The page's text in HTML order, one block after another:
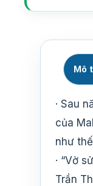
Mô
· Sau
của
như
· “Vờ
Trần